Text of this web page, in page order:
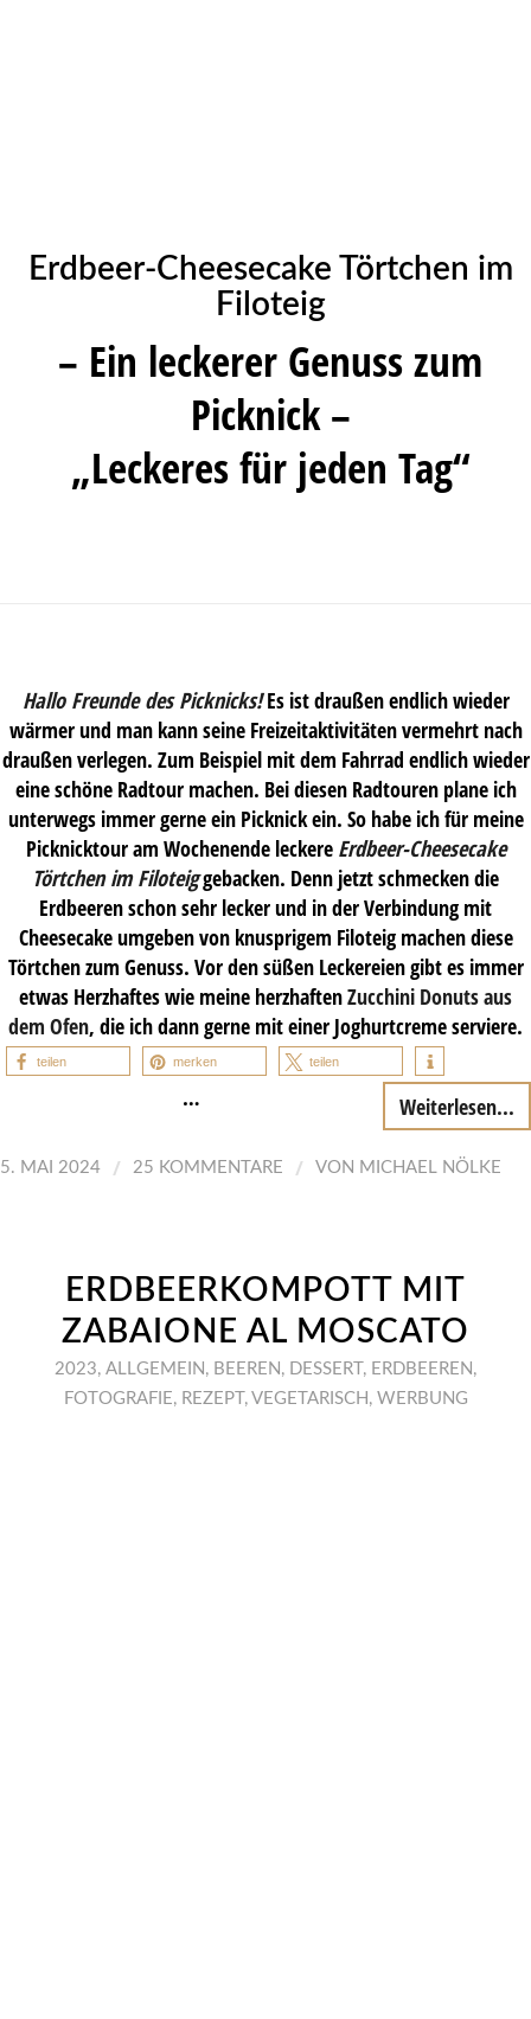
Erdbeer-Cheesecake Törtchen im
Filoteig
– Ein leckerer Genuss zum
Picknick –
„Leckeres für jeden Tag“
Hallo Freunde des Picknicks!Es ist draußen endlich wieder
wärmer und man kann seine Freizeitaktivitäten vermehrt nach
draußen verlegen. Zum Beispiel mit dem Fahrrad endlich wieder
eine schöne Radtour machen. Bei diesen Radtouren plane ich
unterwegs immer gerne ein Picknick ein. So habe ich für meine
Picknicktour am Wochenende leckere Erdbeer-Cheesecake
Törtchen im Filoteiggebacken. Denn jetzt schmecken die
Erdbeeren schon sehr lecker und in der Verbindung mit
Cheesecake umgeben von knusprigem Filoteig machen diese
Törtchen zum Genuss. Vor den süßen Leckereien gibt es immer
etwas Herzhaftes wie meine herzhaftenZucchini Donuts aus
dem Ofen, die ich dann gerne mit einer Joghurtcreme serviere.
teilen merken teilen
… Weiterlesen...
5. MAI 2024 / 25 KOMMENTARE / VON MICHAEL NÖLKE
ERDBEERKOMPOTT MIT
ZABAIONE AL MOSCATO
2023, ALLGEMEIN , BEEREN , DESSERT , ERDBEEREN ,
FOTOGRAFIE, REZEPT , VEGETARISCH , WERBUNG